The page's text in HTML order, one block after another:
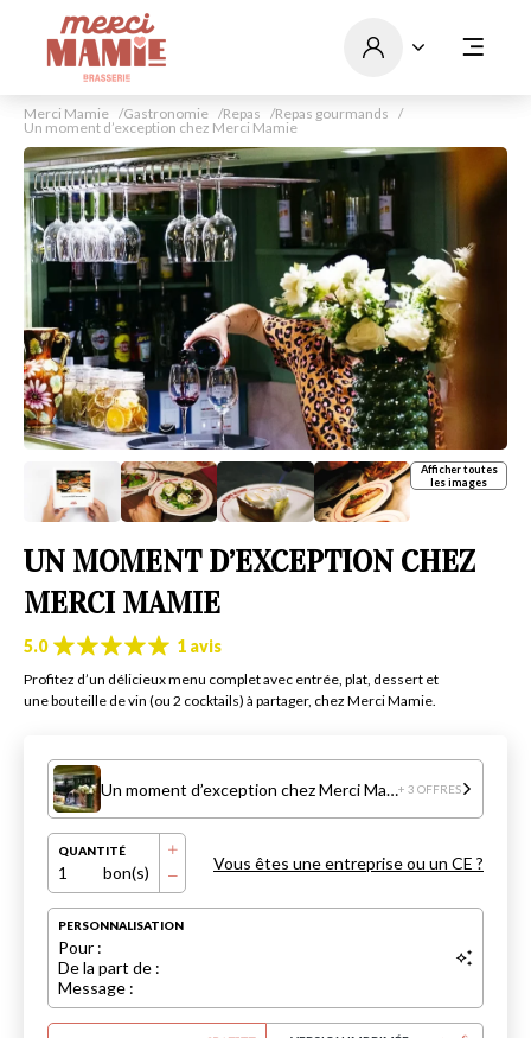
Merci Mamie Gastronomie Repas
Repas gourmands
Un moment d’exception chez Merci Mamie
Afficher toutes
les images
UN MOMENT D’EXCEPTION CHEZ
MERCI MAMIE
5.0 1 avis
Profitez d’un délicieux menu complet avec entrée, plat, dessert et
une bouteille de vin (ou 2 cocktails) à partager, chez Merci Mamie.
Un moment d’exception chez Merci Mamie+ 3 OFFRES
QUANTITÉ
1 bon(s) Vous êtes une entreprise ou un CE ?
PERSONNALISATION
Pour :
De la part de :
Message :